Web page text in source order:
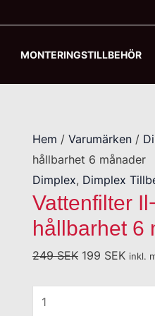
MONTERINGSTILLBEHÖR
Hem / Varumärken /
hållbarhet 6 månader
Dimplex, Dimplex
Vattenfilter
hållbarhet 6
249SEK
ursprungliga
priset
199 SEK
priset
inkl.
Il−10W−IRC
Dimplexca
mängd